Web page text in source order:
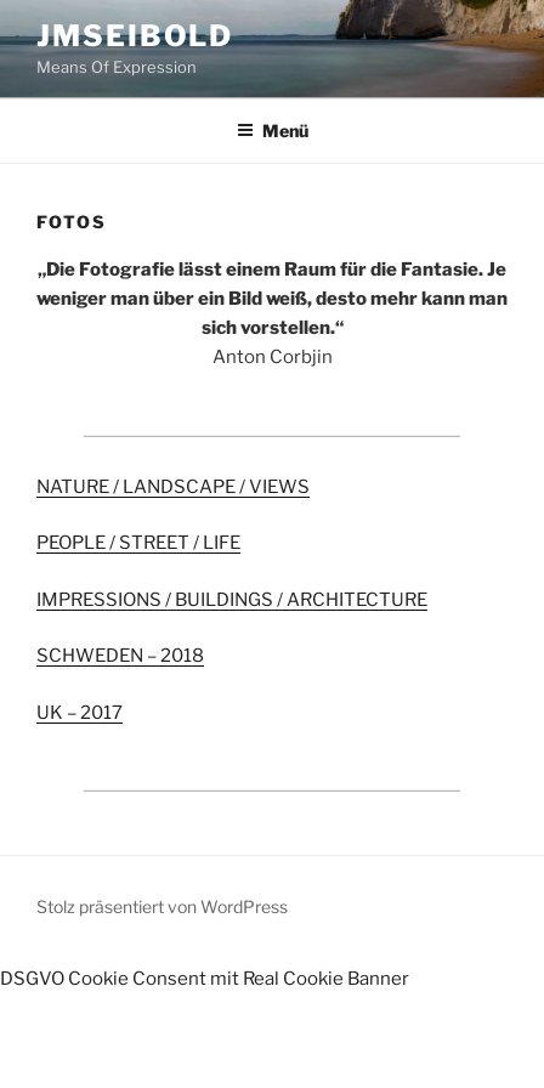
Inhalt
springen
JMSEIBOLD
Means Of Expression
Menü
FOTOS
„Die Fotografie lässt einem Raum für die Fantasie. Je
weniger man über ein Bild weiß, desto mehr kann man
sich vorstellen.“
Anton Corbjin
NATURE / LANDSCAPE / VIEWS
PEOPLE / STREET / LIFE
IMPRESSIONS / BUILDINGS / ARCHITECTURE
SCHWEDEN – 2018
UK – 2017
Stolz präsentiert von WordPress
DSGVO Cookie Consent mit Real Cookie Banner